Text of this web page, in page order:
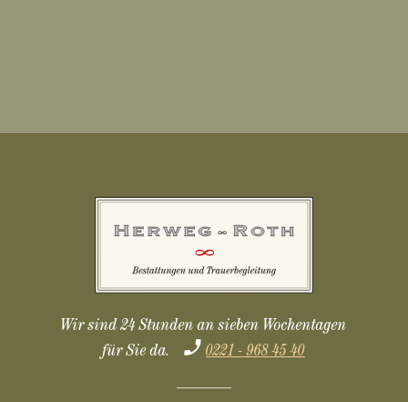
Wir sind 24 Stunden an sieben Wochentagen
für Sie da.
0221 - 968 45 40